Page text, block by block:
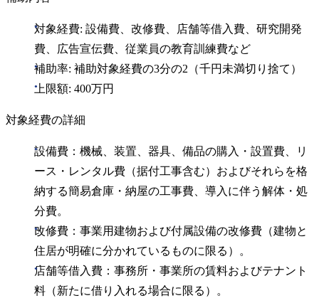
対象経費: 設備費、改修費、店舗等借入費、研究開発
費、広告宣伝費、従業員の教育訓練費など
補助率: 補助対象経費の3分の2（千円未満切り捨て）
上限額: 400万円
対象経費の詳細
設備費：機械、装置、器具、備品の購入・設置費、リ
ース・レンタル費（据付工事含む）およびそれらを格
納する簡易倉庫・納屋の工事費、導入に伴う解体・処
分費。
改修費：事業用建物および付属設備の改修費（建物と
住居が明確に分かれているものに限る）。
店舗等借入費：事務所・事業所の賃料およびテナント
料（新たに借り入れる場合に限る）。